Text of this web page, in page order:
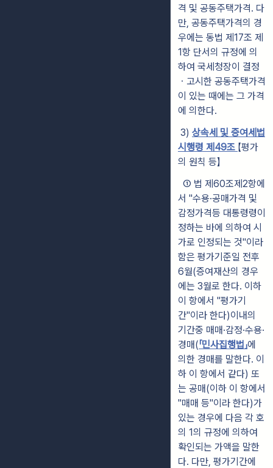
격 및 공동주택가격. 다
만, 공동주택가격의 경
우에는 동법 제17조 제
1항 단서의 규정에 의
하여 국세청장이 결정
ㆍ고시한 공동주택가격
이 있는 때에는 그 가격
에 의한다.
3) 상속세 및 증여세법
시행령 제49조 【평가
의 원칙 등】
① 법 제60조제2항에
서 "수용·공매가격 및
감정가격등 대통령령이
정하는 바에 의하여 시
가로 인정되는 것"이라
함은 평가기준일 전후
6월(증여재산의 경우
에는 3월로 한다. 이하
이 항에서 "평가기
간"이라 한다)이 내의
기간중 매매·감정·수용·
경매(「민사집행법」에
의한 경매를 말한다. 이
하 이 항에서 같다) 또
는 공매(이하 이 항에서
"매매 등"이라 한다)가
있는 경우에 다음 각 호
의 1의 규정에 의하여
확인되는 가액을 말한
다. 다만, 평가기간에